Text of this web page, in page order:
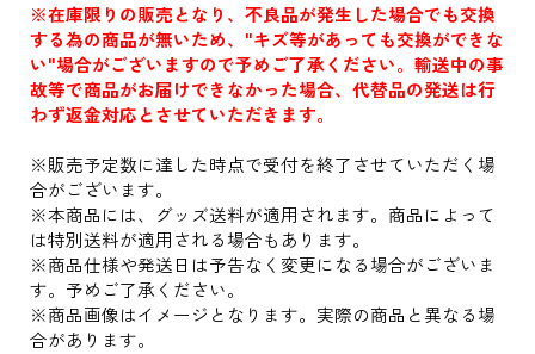
※在庫限りの販売となり、不良品が発生した場合でも交換
する為の商品が無いため、"キズ等があっても交換ができな
い"場合がございますので予めご了承ください。輸送中の事
故等で商品がお届けできなかった場合、代替品の発送は行
わず返金対応とさせていただきます。
※販売予定数に達した時点で受付を終了させていただく場
合がございます。
※本商品には、グッズ送料が適用されます。商品によって
は特別送料が適用される場合もあります。
※商品仕様や発送日は予告なく変更になる場合がございま
す。予めご了承ください。
※商品画像はイメージとなります。実際の商品と異なる場
合があります。